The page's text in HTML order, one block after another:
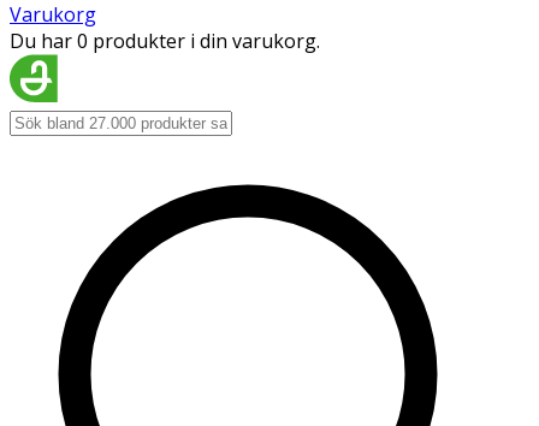
Varukorg
Du har 0 produkter i din varukorg.